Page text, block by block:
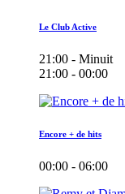
Le Club Active
21:00 - Minuit
21:00 - 00:00
Encore + de hits
00:00 - 06:00